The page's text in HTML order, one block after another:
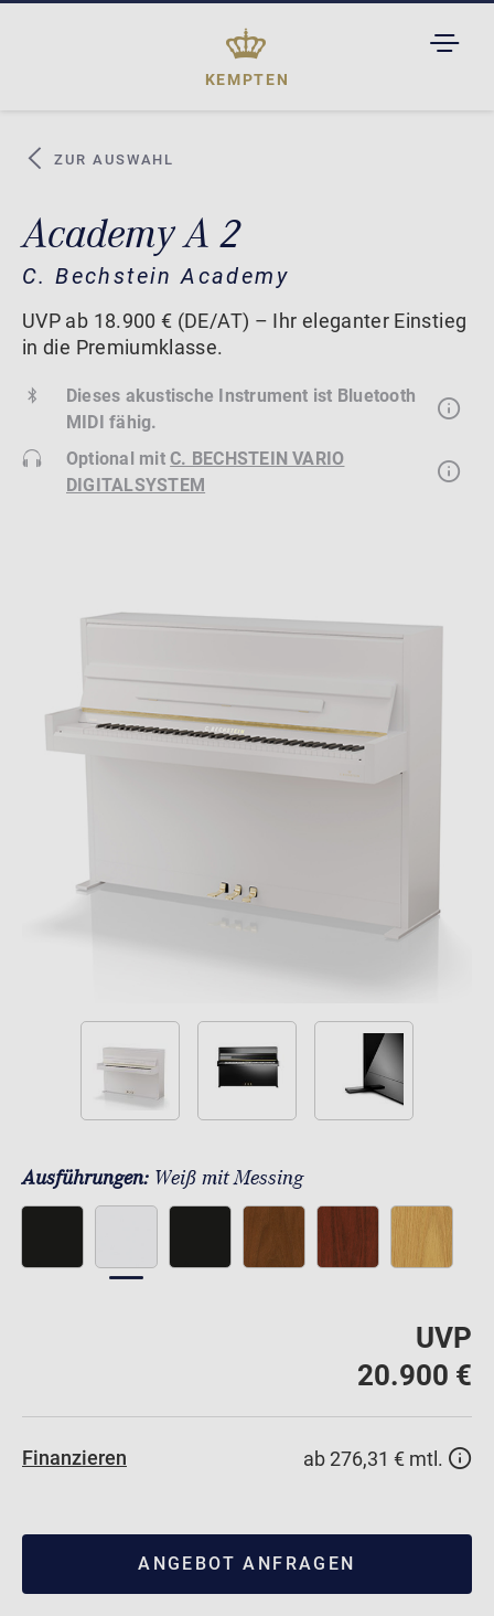
KEMPTEN
ZUR AUSWAHL
Academy A 2
C. Bechstein Academy
UVP ab 18.900 € (DE/AT) – Ihr eleganter Einstieg
in die Premiumklasse.
Dieses akustische Instrument ist Bluetooth
MIDI fähig.
Optional mitC. BECHSTEIN VARIO
DIGITALSYSTEM
Ausführungen: Weiß mit Messing
UVP
20.900 €
Finanzieren ab 276,31 € mtl.
ANGEBOT ANFRAGEN